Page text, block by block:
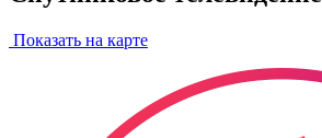
Показать на карте